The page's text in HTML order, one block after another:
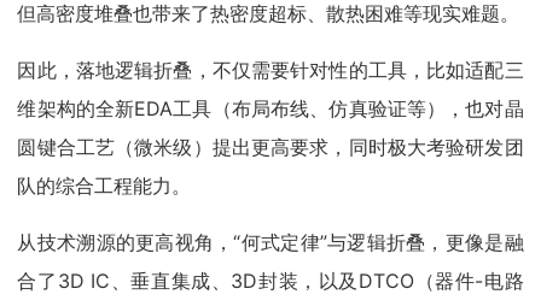
但高密度堆叠也带来了热密度超标、散热困难等现实难题。
因此，落地逻辑折叠，不仅需要针对性的工具，比如适配三
维架构的全新EDA工具（布局布线、仿真验证等），也对晶
圆键合工艺（微米级）提出更高要求，同时极大考验研发团
队的综合工程能力。
从技术溯源的更高视角，“何式定律”与逻辑折叠，更像是融
合了3D IC、垂直集成、3D封装，以及DTCO（器件-电路